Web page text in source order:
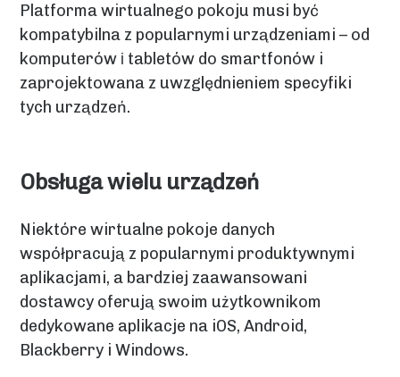
Platforma wirtualnego pokoju musi być
kompatybilna z popularnymi urządzeniami – od
komputerów і tabletów do smartfonów i
zaprojektowana z uwzględnieniem specyfiki
tych urządzeń.
Obsługa wielu urządzeń
Niektóre wirtualne pokoje danych
współpracują z popularnymi produktywnymi
aplikacjami, a bardziej zaawansowani
dostawcy oferują swoim użytkownikom
dedykowane aplikacje na iOS, Android,
Blackberry i Windows.